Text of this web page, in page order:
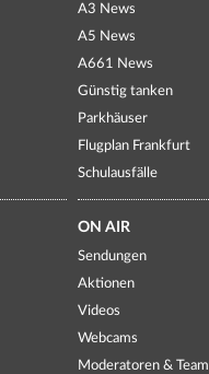
A3 News
A5 News
A661 News
Günstig tanken
Parkhäuser
Flugplan Frankfurt
Schulausfälle
ON AIR
Sendungen
Aktionen
Videos
Webcams
Moderatoren & Team